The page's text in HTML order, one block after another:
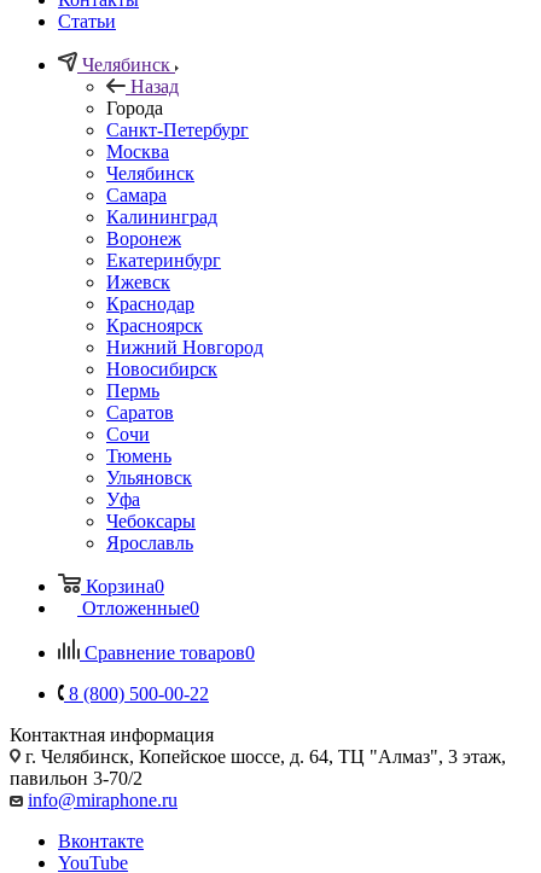
Статьи
Челябинск
Назад
Города
Санкт-Петербург
Москва
Челябинск
Самара
Калининград
Воронеж
Екатеринбург
Ижевск
Краснодар
Красноярск
Нижний Новгород
Новосибирск
Пермь
Саратов
Сочи
Тюмень
Ульяновск
Уфа
Чебоксары
Ярославль
Корзина0
Отложенные0
Сравнение товаров0
8 (800) 500-00-22
Контактная информация
г. Челябинск, Копейское шоссе, д. 64, ТЦ "Алмаз", 3 этаж,
павильон 3-70/2
info@miraphone.ru
Вконтакте
YouTube